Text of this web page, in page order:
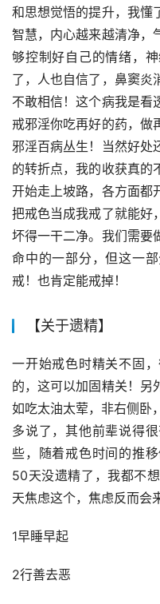
和思想觉悟的提升，我懂
智慧，内心越来越清净，
够控制好自己的情绪，
了，人也自信了，鼻窦炎
不敢相信！这个病我是看
戒邪淫你吃再好的药，做
邪淫百病丛生！当然好处
的转折点，我的收获真的
开始走上坡路，各方面都
把戒色当成我戒了就能好
坏得一干二净。我们需要
命中的一部分，但这一
戒！也肯定能戒掉！
【关于遗精】
一开始戒色时精关不固
的，这可以加固精关！另
如吃太油太荤，非右侧卧
多说了，其他前辈说得
些，随着戒色时间的推
50天没遗精了，我都不
天焦虑这个，焦虑反而会
1早睡早起
2行善去恶